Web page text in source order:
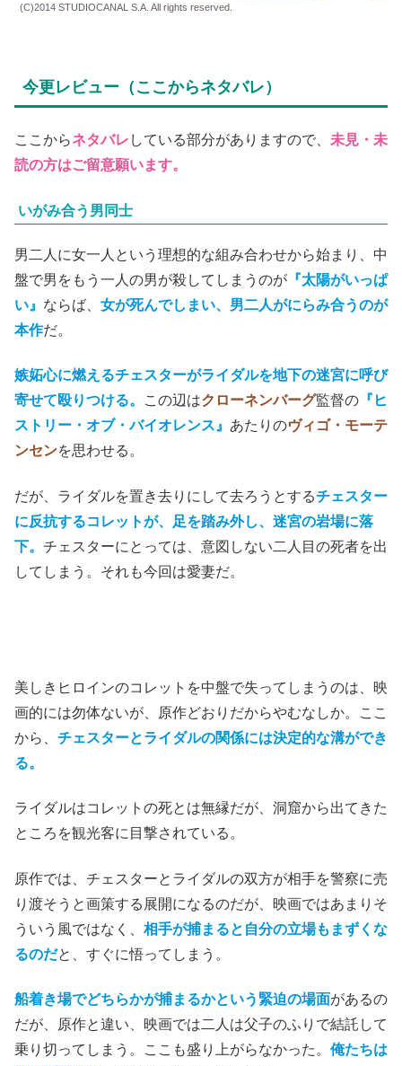
(C)2014 STUDIOCANAL S.A. All rights reserved.
今更レビュー（ここからネタバレ）
ここからネタバレ している部分がありますので、 未見・未
読の方はご留意願います。
いがみ合う男同士
男二人に女一人という理想的な組み合わせから始まり、中
盤で男をもう一人の男が殺してしまうのが 『太陽がいっぱ
い』 ならば、 女が死んでしまい、男二人がにらみ合うのが
本作だ。
嫉妬心に燃えるチェスターがライダルを地下の迷宮に呼び
寄せて殴りつける。
この辺はクローネンバーグ監督の 『ヒ
ストリー・オブ・バイオレンス』 あたりのヴィゴ・モーテ
ンセンを思わせる。
だが、ライダルを置き去りにして去ろうとするチェスター
に反抗するコレットが、足を踏み外し、迷宮の岩場に落
下。 チェスターにとっては、意図しない二人目の死者を出
してしまう。それも今回は愛妻だ。
美しきヒロインのコレットを中盤で失ってしまうのは、映
画的には勿体ないが、原作どおりだからやむなしか。ここ
から、 チェスターとライダルの関係には決定的な溝ができ
る。
ライダルはコレットの死とは無縁だが、洞窟から出てきた
ところを観光客に目撃されている。
原作では、チェスターとライダルの双方が相手を警察に売
り渡そうと画策する展開になるのだが、映画ではあまりそ
ういう風ではなく、 相手が捕まると自分の立場もまずくな
るのだと、すぐに悟ってしまう。
船着き場でどちらかが捕まるかという緊迫の場面があるの
だが、原作と違い、映画では二人は父子のふりで結託して
乗り切ってしまう。ここも盛り上がらなかった。 俺たちは